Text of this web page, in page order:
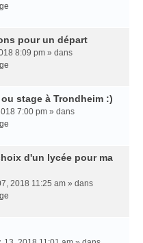
pour un départ
8:09 pm » dans
stage à Trondheim :)
7:00 pm » dans
d'un lycée pour ma
2018 11:25 am » dans